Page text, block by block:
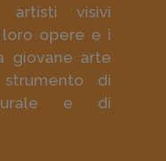
artisti visivi
opere e i
giovane arte
di
e di